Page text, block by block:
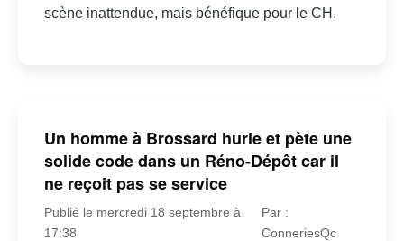
scène inattendue, mais bénéfique pour le CH.
Un homme à Brossard hurle et pète une
solide code dans un Réno-Dépôt car il
ne reçoit pas se service
Publié le mercredi 18 septembre à
17:38
Par :
ConneriesQc